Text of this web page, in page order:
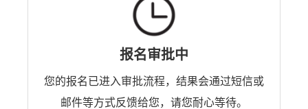
报名审批中
您的报名已进入审批流程，结果会通过短信或
邮件等方式反馈给您，请您耐心等待。